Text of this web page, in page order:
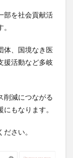
部を社会貢献活
体、国境なき医
援活動など多岐
削減につながる
もなります。
さい。